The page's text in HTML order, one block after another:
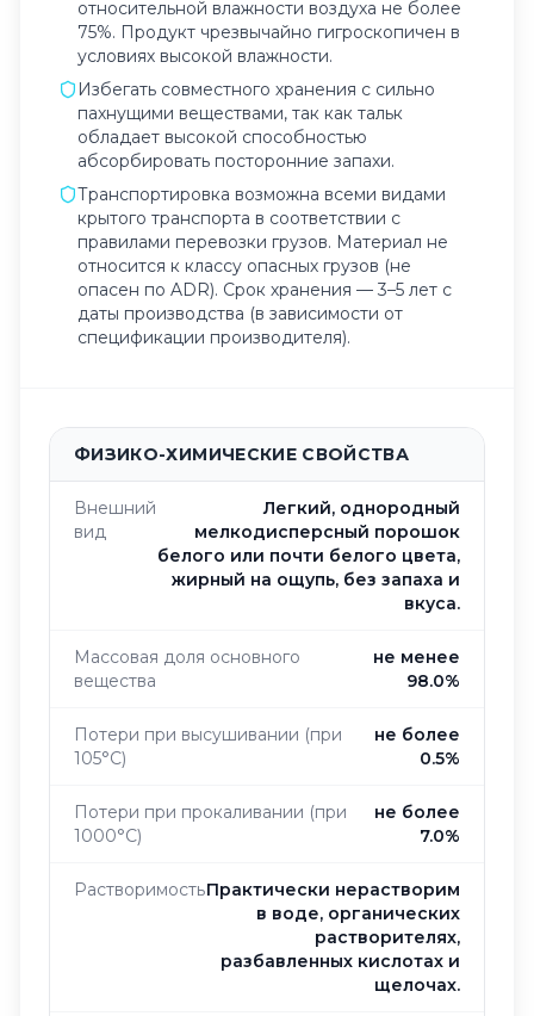
относительной влажности воздуха не более
75%. Продукт чрезвычайно гигроскопичен в
условиях высокой влажности.
Избегать совместного хранения с сильно
пахнущими веществами, так как тальк
обладает высокой способностью
абсорбировать посторонние запахи.
Транспортировка возможна всеми видами
крытого транспорта в соответствии с
правилами перевозки грузов. Материал не
относится к классу опасных грузов (не
опасен по ADR). Срок хранения — 3–5 лет с
даты производства (в зависимости от
спецификации производителя).
ФИЗИКО-ХИМИЧЕСКИЕ СВОЙСТВА
Внешний
вид
Легкий, однородный
мелкодисперсный порошок
белого или почти белого цвета,
жирный на ощупь, без запаха и
вкуса.
Массовая доля основного
вещества
не менее
98.0%
Потери при высушивании (при
105°C)
не более
0.5%
Потери при прокаливании (при
1000°C)
не более
7.0%
РастворимостьПрактически нерастворим
в воде, органических
растворителях,
разбавленных кислотах и
щелочах.